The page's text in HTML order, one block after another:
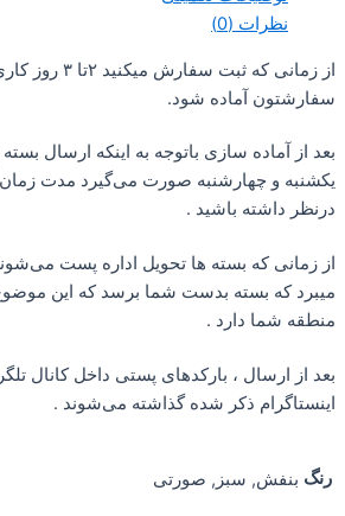
از زمانی که ثبت سفارش میکنید ۲تا ۳ روز کاری
آماده شود.
سازی باتوجه به اینکه ارسال بسته های پستی
صورت می‌گیرد مدت زمان آماده
باشید .
از زمانی که بسته
بدست شما برسد که این موضوع بستگی
دارد .
، بارکدهای پستی داخل کانال تلگرام که در
ذکر شده گذاشته می‌شوند .
سبز, صورتی